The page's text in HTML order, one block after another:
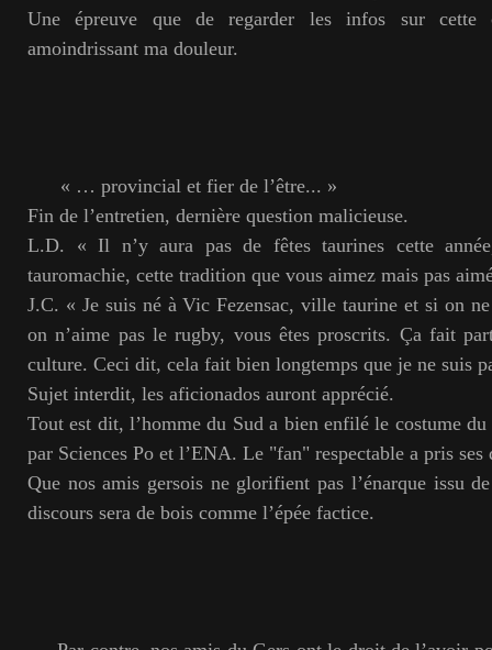
Une épreuve que de regarder les infos sur cette
amoindrissant ma douleur.
« … provincial et fier de l’être... »
Fin de l’entretien, dernière question malicieuse.
L.D. « Il n’y aura pas de fêtes taurines cette
tauromachie, cette tradition que vous aimez mais pas
J.C. « Je suis né à Vic Fezensac, ville taurine et si on
on n’aime pas le rugby, vous êtes proscrits. Ça fait
culture. Ceci dit, cela fait bien longtemps que je ne suis
Sujet interdit, les aficionados auront apprécié.
Tout est dit, l’homme du Sud a bien enfilé le costume
par Sciences Po et l’ENA. Le "fan" respectable a pris ses
Que nos amis gersois ne glorifient pas l’énarque issu
discours sera de bois comme l’épée factice.